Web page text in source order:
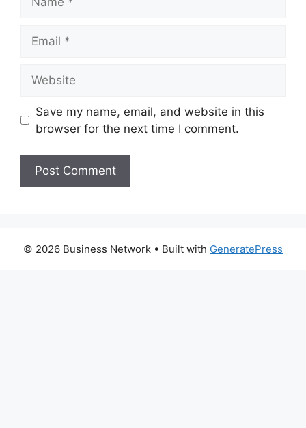
Save my name, email, and website in this
browser for the next time I comment.
© 2026 Business Network • Built with GeneratePress